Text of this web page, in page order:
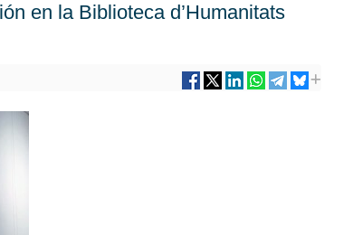
en la Biblioteca d’Humanitats